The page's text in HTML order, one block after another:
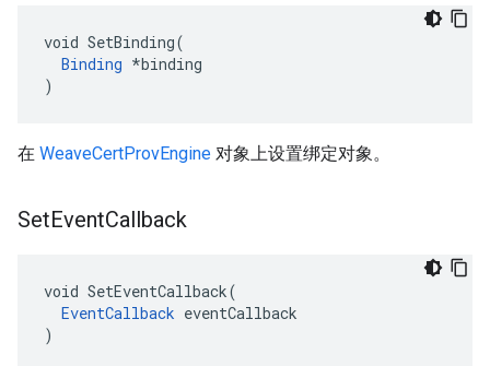
void SetBinding(
Binding *binding
)
在 WeaveCertProvEngine 对象上设置绑定对象。
SetEventCallback
void SetEventCallback(
EventCallback eventCallback
)